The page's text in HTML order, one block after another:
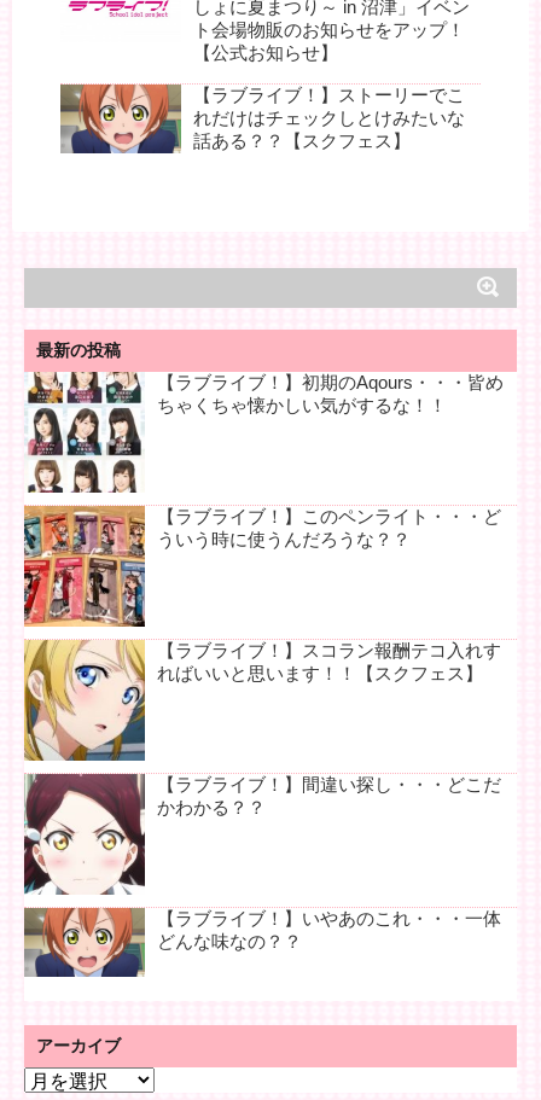
しょに夏まつり～ in 沼津」イベン
ト会場物販のお知らせをアップ！
【公式お知らせ】
【ラブライブ！】ストーリーでこ
れだけはチェックしとけみたいな
話ある？？【スクフェス】
最新の投稿
【ラブライブ！】初期のAqours・・・皆め
ちゃくちゃ懐かしい気がするな！！
【ラブライブ！】このペンライト・・・ど
ういう時に使うんだろうな？？
【ラブライブ！】スコラン報酬テコ入れす
ればいいと思います！！【スクフェス】
【ラブライブ！】間違い探し・・・どこだ
かわかる？？
【ラブライブ！】いやあのこれ・・・一体
どんな味なの？？
アーカイブ
ア